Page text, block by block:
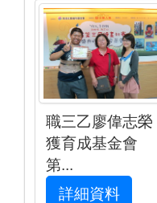
職三乙廖偉志榮
獲育成基金會
第...
詳細資料